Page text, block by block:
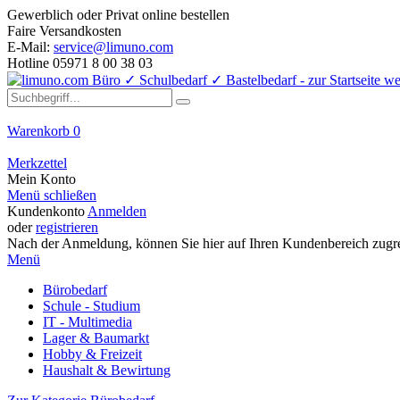
Gewerblich oder Privat online bestellen
Faire Versandkosten
E-Mail: service@limuno.com
Hotline 05971 8 00 38 03
Warenkorb 0
Merkzettel
Mein Konto
Menü schließen
Kundenkonto Anmelden
oderregistrieren
Nach der Anmeldung, können Sie hier auf Ihren Kundenbereich
Menü
Bürobedarf
Schule - Studium
IT - Multimedia
Lager & Baumarkt
Hobby & Freizeit
Haushalt & Bewirtung